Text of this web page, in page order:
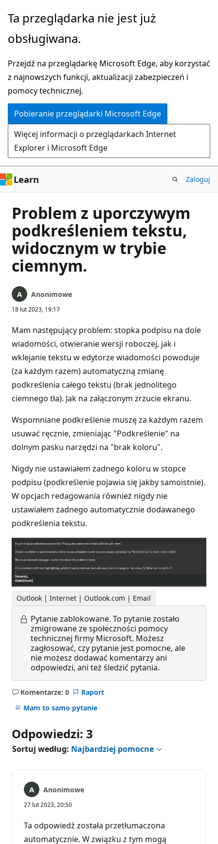
Przejdź
głównej
Ta przeglądarka nie jest już
obsługiwana.
Przejdź na przeglądarkę Microsoft Edge, aby korzystać
z najnowszych funkcji, aktualizacji zabezpieczeń i
pomocy technicznej.
Pobieranie przeglądarki Microsoft Edge
Więcej informacji o przeglądarkach Internet
Explorer i Microsoft Edge
Learn Zaloguj
Problem z uporczywym
podkreśleniem tekstu,
widocznym w trybie
ciemnym.
Anonimowe
18 lut 2023, 19:17
Mam następujący problem: stopka podpisu na dole
wiadomości, otwieranie wersji roboczej, jak i
wklejanie tekstu w edytorze wiadomości powoduje
(za każdym razem) automatyczną zmianę
podkreślenia całego tekstu (brak jednolitego
ciemnego tła). Jak na załączonym zrzucie ekranu.
Wspomniane podkreślenie muszę za każdym razem
usuwać ręcznie, zmieniając "Podkreślenie" na
dolnym pasku narzędzi na "brak koloru".
Nigdy nie ustawiałem żadnego koloru w stopce
podpisu (podkreślenie pojawia się jakby samoistnie).
W opcjach redagowania również nigdy nie
ustawiałem żadnego automatycznie dodawanego
podkreślenia tekstu.
Outlook | Internet | Outlook.com | Email
Pytanie zablokowane. To pytanie zostało
zmigrowane ze społeczności pomocy
technicznej firmy Microsoft. Możesz
zagłosować, czy pytanie jest pomocne, ale
nie możesz dodawać komentarzy ani
odpowiedzi, ani też śledzić pytania.
Komentarze: 0
Brak
komentarzy
Raport
Mam to samo pytanie
Odpowiedzi: 3
Sortuj według: Najbardziej pomocne
Anonimowe
27 lut 2023, 20:50
Ta odpowiedź została przetłumaczona
automatycznie. W związku z tym mogą